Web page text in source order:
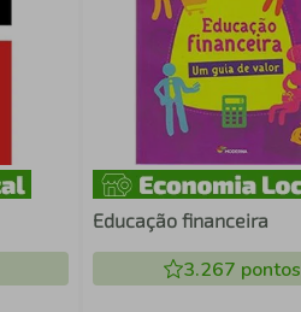
Educação financeira
3.267 pontos